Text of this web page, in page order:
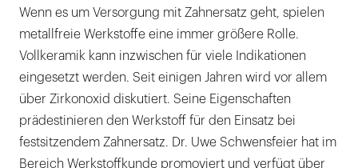
Wenn es um Versorgung mit Zahnersatz geht, spielen
metallfreie Werkstoffe eine immer größere Rolle.
Vollkeramik kann inzwischen für viele Indikationen
eingesetzt werden. Seit einigen Jahren wird vor allem
über Zirkonoxid diskutiert. Seine Eigenschaften
prädestinieren den Werkstoff für den Einsatz bei
festsitzendem Zahnersatz. Dr. Uwe Schwensfeier hat im
Bereich Werkstoffkunde promoviert und verfügt über